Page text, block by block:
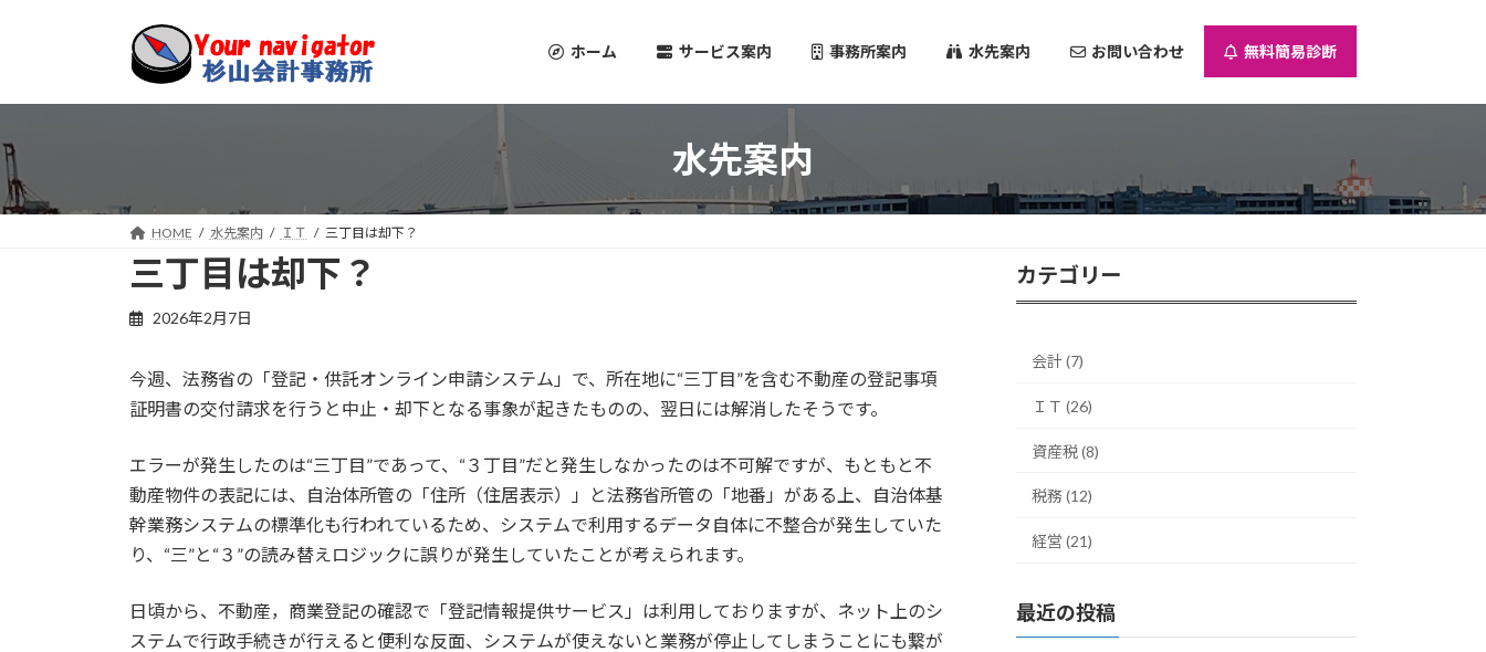
へ
ス
キ
ョ
ン
に
ホーム サービス案内 事務所案内 水先案内 お問い合わせ 無料簡易診断
水先案内
HOME 水先案内 ＩＴ 三丁目は却下？
三丁目は却下？
2026年2月7日
今週、法務省の「登記・供託オンライン申請システム」で、所在地に“三丁目”を含む不動産の登記事項
証明書の交付請求を行うと中止・却下となる事象が起きたものの、翌日には解消したそうです。
エラーが発生したのは“三丁目”であって、“３丁目”だと発生しなかったのは不可解ですが、もともと不
動産物件の表記には、自治体所管の「住所（住居表示）」と法務省所管の「地番」がある上、自治体基
幹業務システムの標準化も行われているため、システムで利用するデータ自体に不整合が発生していた
り、“三”と“３”の読み替えロジックに誤りが発生していたことが考えられます。
日頃から、不動産，商業登記の確認で「登記情報提供サービス」は利用しておりますが、ネット上のシ
ステムで行政手続きが行えると便利な反面、システムが使えないと業務が停止してしまうことにも繋が
カテゴリー
会計 (7)
ＩＴ (26)
資産税 (8)
税務 (12)
経営 (21)
最近の投稿